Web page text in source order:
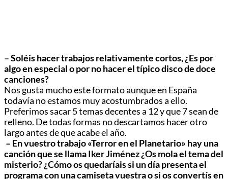
– Soléis hacer trabajos relativamente cortos, ¿Es por
algo en especial o por no hacer el típico disco de doce
canciones?
Nos gusta mucho este formato aunque en España
todavía no estamos muy acostumbrados a ello.
Preferimos sacar 5 temas decentes a 12 y que 7 sean de
relleno. De todas formas no descartamos hacer otro
largo antes de que acabe el año.
– En vuestro trabajo «Terror en el Planetario» hay una
canción que se llama Iker Jiménez ¿Os mola el tema del
misterio? ¿Cómo os quedaríais si un día presenta el
programa con una camiseta vuestra o si os convertís en